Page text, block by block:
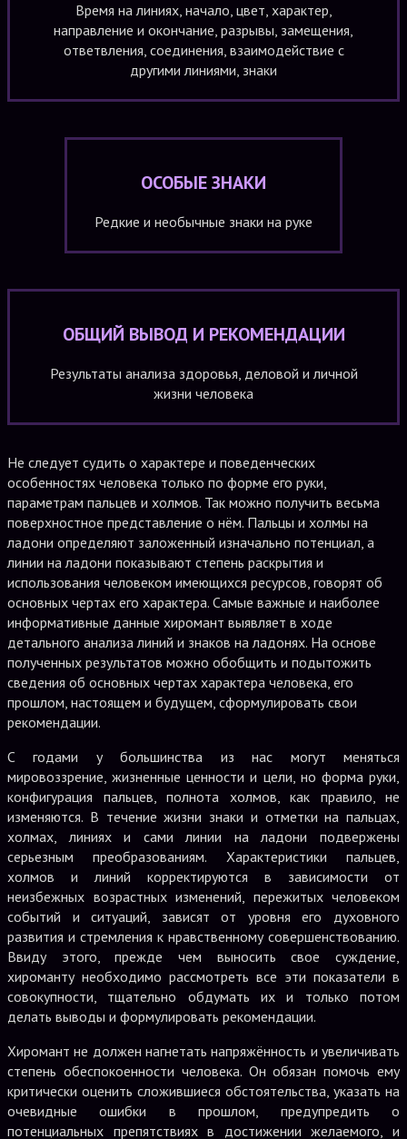
Время на линиях, начало, цвет, характер,
направление и окончание, разрывы, замещения,
ответвления, соединения, взаимодействие с
другими линиями, знаки
ОСОБЫЕ ЗНАКИ
Редкие и необычные знаки на руке
ОБЩИЙ ВЫВОД И РЕКОМЕНДАЦИИ
Результаты анализа здоровья, деловой и личной
жизни человека
Не следует судить о характере и поведенческих
особенностях человека только по форме его руки,
параметрам пальцев и холмов. Так можно получить весьма
поверхностное представление о нём. Пальцы и холмы на
ладони определяют заложенный изначально потенциал, а
линии на ладони показывают степень раскрытия и
использования человеком имеющихся ресурсов, говорят об
основных чертах его характера. Самые важные и наиболее
информативные данные хиромант выявляет в ходе
детального анализа линий и знаков на ладонях. На основе
полученных результатов можно обобщить и подытожить
сведения об основных чертах характера человека, его
прошлом, настоящем и будущем, сформулировать свои
рекомендации.
С годами у большинства из нас могут меняться
мировоззрение, жизненные ценности и цели, но форма руки,
конфигурация пальцев, полнота холмов, как правило, не
изменяются. В течение жизни знаки и отметки на пальцах,
холмах, линиях и сами линии на ладони подвержены
серьезным преобразованиям. Характеристики пальцев,
холмов и линий корректируются в зависимости от
неизбежных возрастных изменений, пережитых человеком
событий и ситуаций, зависят от уровня его духовного
развития и стремления к нравственному совершенствованию.
Ввиду этого, прежде чем выносить свое суждение,
хироманту необходимо рассмотреть все эти показатели в
совокупности, тщательно обдумать их и только потом
делать выводы и формулировать рекомендации.
Хиромант не должен нагнетать напряжённость и увеличивать
степень обеспокоенности человека. Он обязан помочь ему
критически оценить сложившиеся обстоятельства, указать на
очевидные ошибки в прошлом, предупредить о
потенциальных препятствиях в достижении желаемого, и